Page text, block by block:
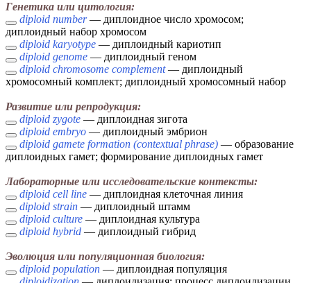
Генетика или цитология:
diploid number— диплоидное число хромосом;
диплоидный набор хромосом
diploid karyotype — диплоидный кариотип
diploid genome — диплоидный геном
diploid chromosome complement— диплоидный
хромосомный комплект; диплоидный хромосомный набор
Развитие или репродукция:
diploid zygote — диплоидная зигота
diploid embryo — диплоидный эмбрион
diploid gamete formation (contextual phrase) — образование
диплоидных гамет; формирование диплоидных гамет
Лабораторные или исследовательские контексты:
diploid cell line — диплоидная клеточная линия
diploid strain — диплоидный штамм
diploid culture — диплоидная культура
diploid hybrid — диплоидный гибрид
Эволюция или популяционная биология:
diploid population — диплоидная популяция